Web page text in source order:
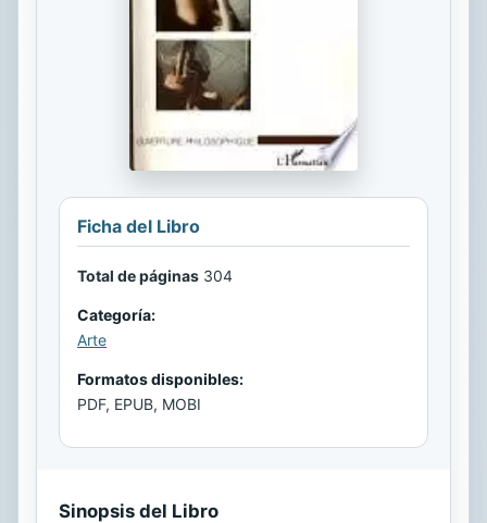
Ficha del Libro
Total de páginas 304
Categoría:
Arte
Formatos disponibles:
PDF, EPUB, MOBI
Sinopsis del Libro